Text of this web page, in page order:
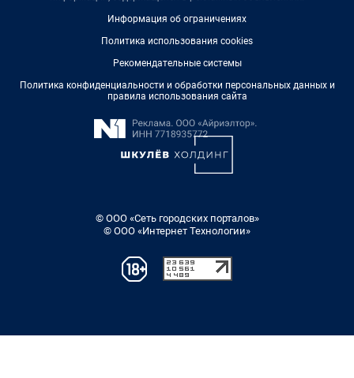
Информация об ограничениях
Политика использования cookies
Рекомендательные системы
Политика конфиденциальности и обработки персональных данных и
правила использования сайта
© ООО «Сеть городских порталов»
© ООО «Интернет Технологии»